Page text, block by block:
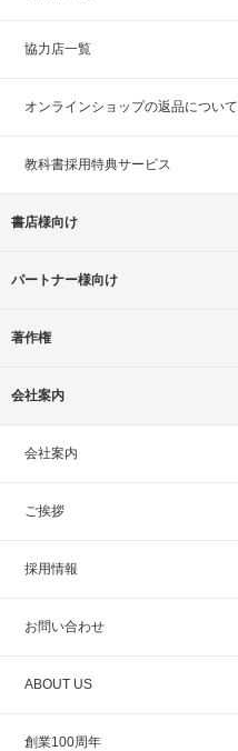
協力店一覧
オンラインショップの返品について
教科書採用特典サービス
書店様向け
パートナー様向け
著作権
会社案内
会社案内
ご挨拶
採用情報
お問い合わせ
ABOUT US
創業100周年